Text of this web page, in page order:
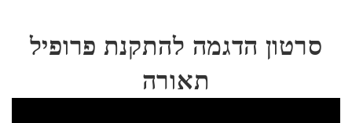
סרטון הדגמה להתקנת פרופיל
תאורה